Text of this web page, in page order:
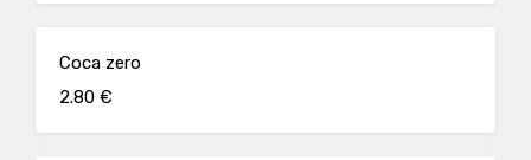
Coca zero
2.80 €